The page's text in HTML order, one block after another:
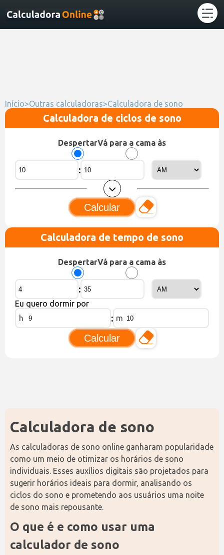
Início>Outras calculadoras>Calculadora de sono
Calculadora de ciclos de sono
DespertarVá para a cama às
:
Calcular
Calculadora de tempo de sono
DespertarVá para a cama às
:
Eu quero dormir por
h
: m
Calcular
Calculadora de sono
As calculadoras de sono online ganharam popularidade
como um meio de otimizar os horários de sono
individuais. Esses auxílios digitais são projetados para
sugerir horários ideais para dormir, analisando os
ciclos do sono e prometendo aos usuários uma noite
de sono mais repousante.
O que é e como usar uma
calculador de sono